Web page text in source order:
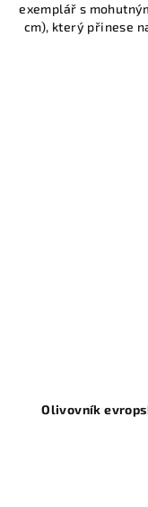
exemplář s
cm), který přinese
Olivovník